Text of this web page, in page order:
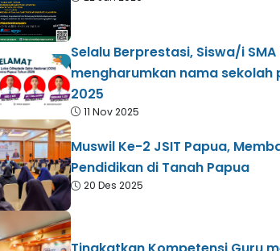
Selalu Berprestasi, Siswa/i
mengharumkan nama sekolah
2025
11 Nov 2025
Muswil Ke-2 JSIT Papua,
Pendidikan di Tanah Papua
20 Des 2025